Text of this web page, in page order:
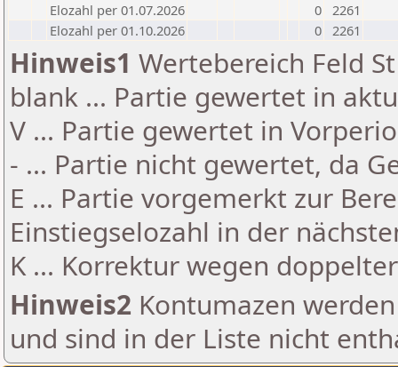
Elozahl per 01.07.2026
0 2261
Elozahl per 01.10.2026
0 2261
Hinweis1 Wertebereich Feld
blank ... Partie gewertet in
V ... Partie gewertet in
- ... Partie nicht gewertet, da
E ... Partie vorgemerkt zur
Einstiegselozahl in der
K ... Korrektur wegen
Hinweis2 Kontumazen
und sind in der Liste nicht